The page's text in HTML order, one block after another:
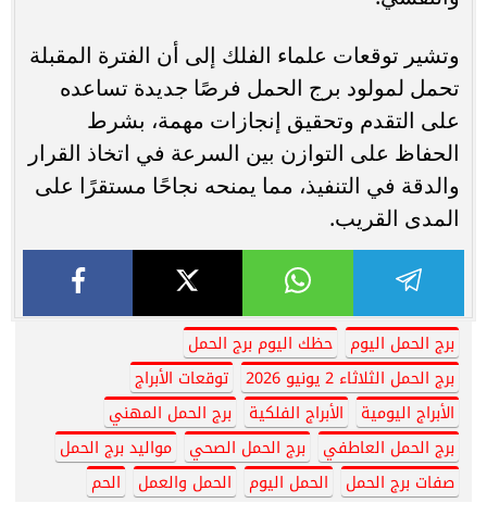
وتشير توقعات علماء الفلك إلى أن الفترة المقبلة
تحمل لمولود برج الحمل فرصًا جديدة تساعده
على التقدم وتحقيق إنجازات مهمة، بشرط
الحفاظ على التوازن بين السرعة في اتخاذ القرار
والدقة في التنفيذ، مما يمنحه نجاحًا مستقرًا على
المدى القريب.
برج الحمل اليوم
حظك اليوم برج الحمل
برج الحمل الثلاثاء 2 يونيو 2026
توقعات الأبراج
الأبراج اليومية
الأبراج الفلكية
برج الحمل المهني
برج الحمل العاطفي
برج الحمل الصحي
مواليد برج الحمل
صفات برج الحمل
الحمل اليوم الحمل والعمل الحم